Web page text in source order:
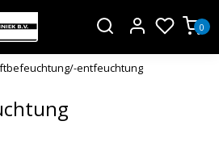
0
entfeuchtung